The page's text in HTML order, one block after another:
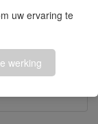
uw ervaring te
werking